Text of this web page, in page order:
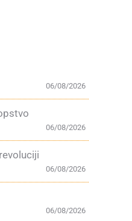
06/08/2026
06/08/2026
06/08/2026
06/08/2026